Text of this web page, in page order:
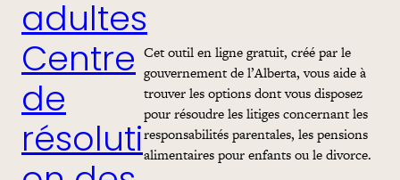
adultes
Centre
de
résoluti
Cet outil en ligne gratuit, créé par le
gouvernement de l’Alberta, vous aide à
trouver les options dont vous disposez
pour résoudre les litiges concernant les
responsabilités parentales, les pensions
alimentaires pour enfants ou le divorce.